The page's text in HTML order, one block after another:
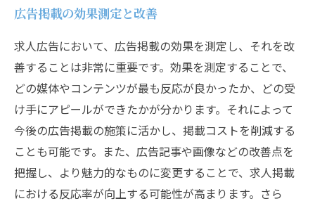
広告掲載の効果測定と改善
求人広告において、広告掲載の効果を測定し、それを改
善することは非常に重要です。効果を測定することで、
どの媒体やコンテンツが最も反応が良かったか、どの受
け手にアピールができたかが分かります。それによって
今後の広告掲載の施策に活かし、掲載コストを削減する
ことも可能です。また、広告記事や画像などの改善点を
把握し、より魅力的なものに変更することで、求人掲載
における反応率が向上する可能性が高まります。さら